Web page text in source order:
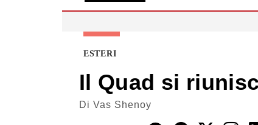
ESTERI
Il Quad si
Di Vas Shenoy